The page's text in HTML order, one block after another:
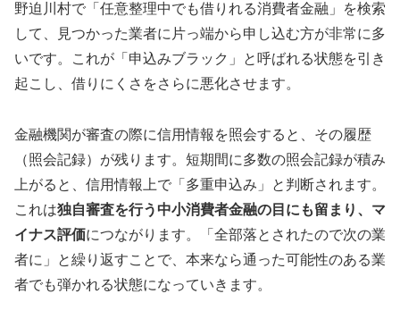
野迫川村で「任意整理中でも借りれる消費者金融」を検索
して、見つかった業者に片っ端から申し込む方が非常に多
いです。これが「申込みブラック」と呼ばれる状態を引き
起こし、借りにくさをさらに悪化させます。
金融機関が審査の際に信用情報を照会すると、その履歴
（照会記録）が残ります。短期間に多数の照会記録が積み
上がると、信用情報上で「多重申込み」と判断されます。
これは独自審査を行う中小消費者金融の目にも留まり、マ
イナス評価につながります。「全部落とされたので次の業
者に」と繰り返すことで、本来なら通った可能性のある業
者でも弾かれる状態になっていきます。